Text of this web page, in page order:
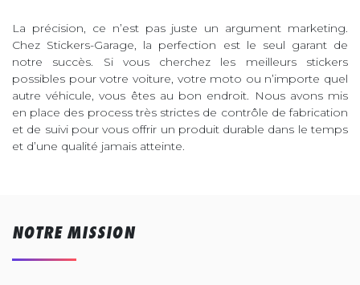
La précision, ce n’est pas juste un argument marketing.
Chez Stickers-Garage, la perfection est le seul garant de
notre succès. Si vous cherchez les meilleurs stickers
possibles pour votre voiture, votre moto ou n’importe quel
autre véhicule, vous êtes au bon endroit. Nous avons mis
en place des process très strictes de contrôle de fabrication
et de suivi pour vous offrir un produit durable dans le temps
et d’une qualité jamais atteinte.
NOTRE MISSION